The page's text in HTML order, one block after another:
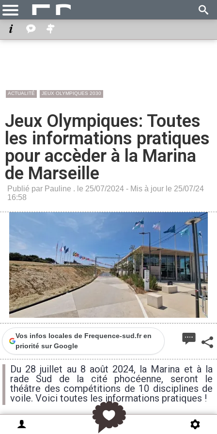
ACTUALITÉ JEUX OLYMPIQUES 2030
Jeux Olympiques: Toutes
les informations pratiques
pour accèder à la Marina
de Marseille
Publié par Pauline . le 25/07/2024 - Mis à jour le 25/07/24
16:58
Vos infos locales de Frequence-sud.fr en
priorité sur Google
Du 28 juillet au 8 août 2024, la Marina et à la
rade Sud de la cité phocéenne, seront le
théâtre des compétitions de 10 disciplines de
voile. Voici toutes les informations pratiques !
À Marseille vont se dérouler les épreuves